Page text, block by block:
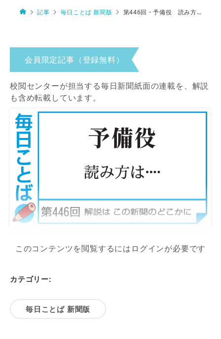
記事 毎日ことば 新聞版 第446回・予備役 読み方は…
会員限定記事（登録無料）
校閲センターが担当する毎日新聞紙面の連載を、解説
も含め転載しています。
このコンテンツを閲覧するにはログインが必要です
カテゴリー:
毎日ことば 新聞版